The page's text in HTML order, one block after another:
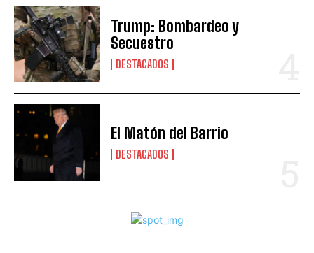
Trump: Bombardeo y
Secuestro
DESTACADOS
El Matón del Barrio
DESTACADOS